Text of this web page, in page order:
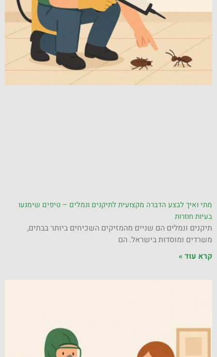
מתי ואיך לבצע הדברה מקצועית לתיקנים ונמלים – טיפים שימנעו
בעיות חוזרות
תיקנים ונמלים הם שניים מהמזיקים השכיחים ביותר בבתים,
משרדים ומוסדות בישראל. הם
קרא עוד »